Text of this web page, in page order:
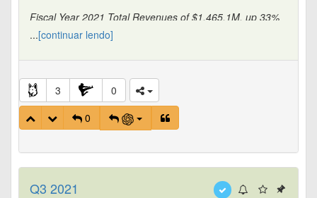
Fiscal Year 2021 Total Revenues of $1,465.1M, up 33%
Year-over-year;
Q4 Total Revenues of $396.8M, up 27% Year-over-year;
...[continuar lendo]
3
0
0
Q3 2021